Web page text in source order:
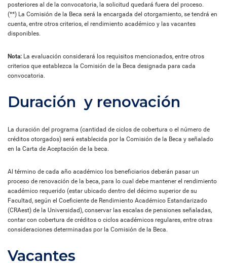
posteriores al de la convocatoria, la solicitud quedará fuera del proceso.
(**) La Comisión de la Beca será la encargada del otorgamiento, se tendrá en
cuenta, entre otros criterios, el rendimiento académico y las vacantes
disponibles.
Nota: La evaluación considerará los requisitos mencionados, entre otros
criterios que establezca la Comisión de la Beca designada para cada
convocatoria.
Duración y renovación
La duración del programa (cantidad de ciclos de cobertura o el número de
créditos otorgados) será establecida por la Comisión de la Beca y señalado
en la Carta de Aceptación de la beca.
Al término de cada año académico los beneficiarios deberán pasar un
proceso de renovación de la beca, para lo cual debe mantener el rendimiento
académico requerido (estar ubicado dentro del décimo superior de su
Facultad, según el Coeficiente de Rendimiento Académico Estandarizado
(CRAest) de la Universidad), conservar las escalas de pensiones señaladas,
contar con cobertura de créditos o ciclos académicos regulares, entre otras
consideraciones determinadas por la Comisión de la Beca.
Vacantes